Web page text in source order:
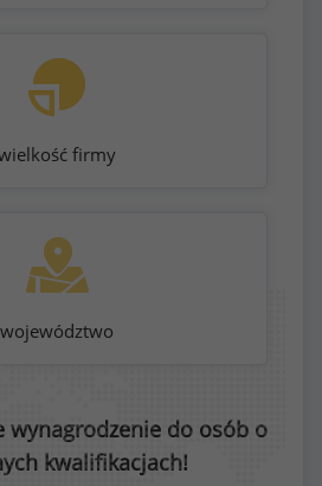
firmy
województwo
wynagrodzenie do osób o
kwalifikacjach!